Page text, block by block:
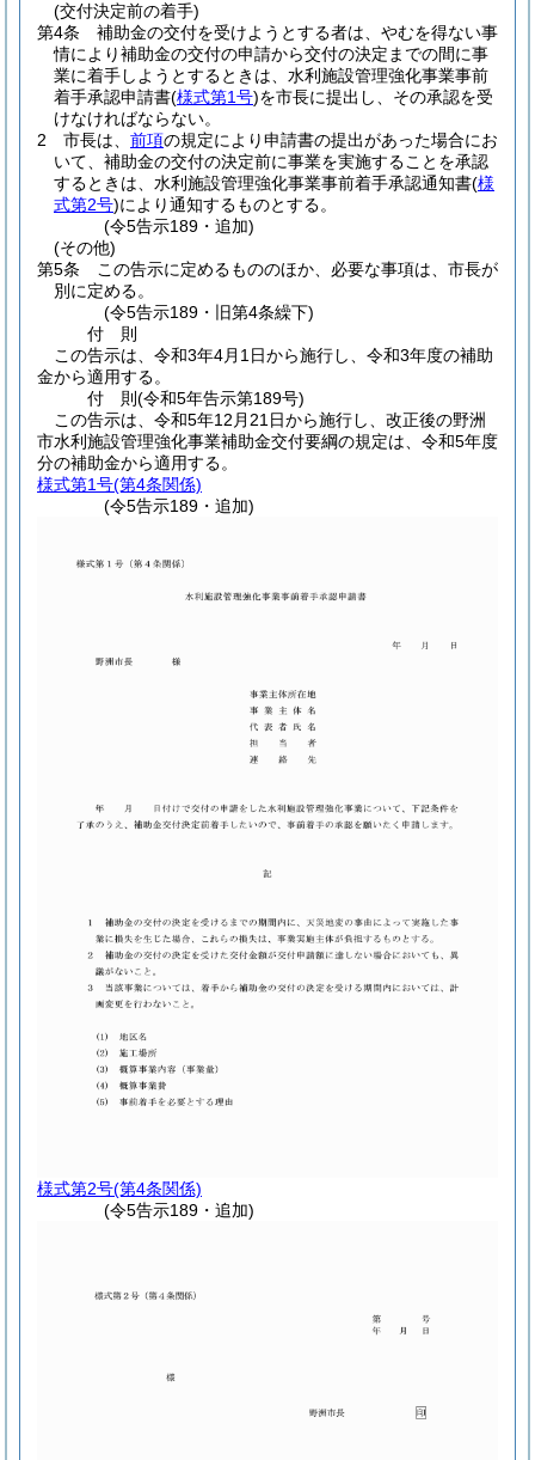
(交付決定前の着手)
第4条
補助金の交付を受けようとする者は、やむを得ない事
情により補助金の交付の申請から交付の決定までの間に事
業に着手しようとするときは、水利施設管理強化事業事前
着手承認申請書(様式第1号)を市長に提出し、その承認を受
けなければならない。
2
市長は、 前項の規定により申請書の提出があった場合にお
いて、補助金の交付の決定前に事業を実施することを承認
するときは、水利施設管理強化事業事前着手承認通知書(様
式第2号)により通知するものとする。
(令5告示189・追加)
(その他)
第5条
この告示に定めるもののほか、必要な事項は、市長が
別に定める。
(令5告示189・旧第4条繰下)
付 則
この告示は、令和3年4月1日から施行し、令和3年度の補助
金から適用する。
付 則(令和5年告示第189号)
この告示は、令和5年12月21日から施行し、改正後の野洲
市水利施設管理強化事業補助金交付要綱の規定は、令和5年度
分の補助金から適用する。
様式第1号(第4条関係)
(令5告示189・追加)
様式第2号(第4条関係)
(令5告示189・追加)